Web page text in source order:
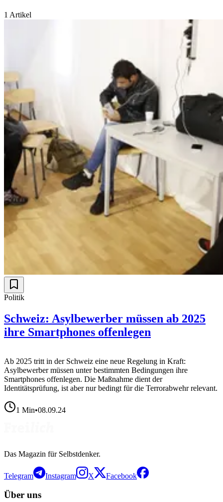
1 Artikel
Politik
Schweiz: Asylbewerber müssen ab 2025
ihre Smartphones offenlegen
Ab 2025 tritt in der Schweiz eine neue Regelung in Kraft:
Asylbewerber müssen unter bestimmten Bedingungen ihre
Smartphones offenlegen. Die Maßnahme dient der
Identitätsprüfung, ist aber nur bedingt für die Terrorabwehr relevant.
1 Min•08.09.24
Das Magazin für Selbstdenker.
Telegram Instagram X Facebook
Über uns